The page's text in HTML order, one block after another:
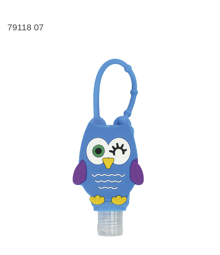
79118 07